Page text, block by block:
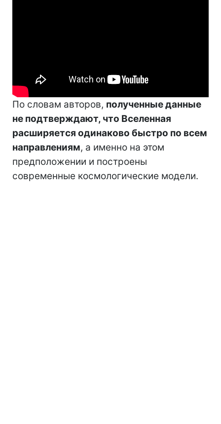
По словам авторов, полученные данные
не подтверждают, что Вселенная
расширяется одинаково быстро по всем
направлениям, а именно на этом
предположении и построены
современные космологические модели.